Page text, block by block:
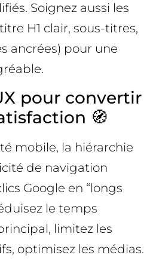
Soignez aussi les
H1 clair, sous-titres,
ancrées) pour une
pour convertir
🧭
mobile, la hiérarchie
de navigation
Google en “longs
le temps
limitez les
optimisez les médias.